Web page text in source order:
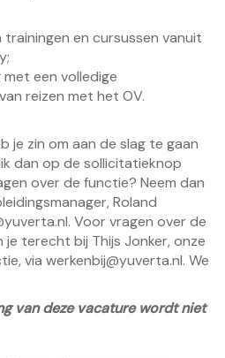
en cursussen vanuit
een volledige
reizen met het OV.
je zin om aan de slag te gaan
dan op de sollicitatieknop
over de functie? Neem dan
Roland
Voor vragen over de
terecht bij Thijs Jonker, onze
via werkenbij@yuverta.nl. We
van deze vacature wordt niet